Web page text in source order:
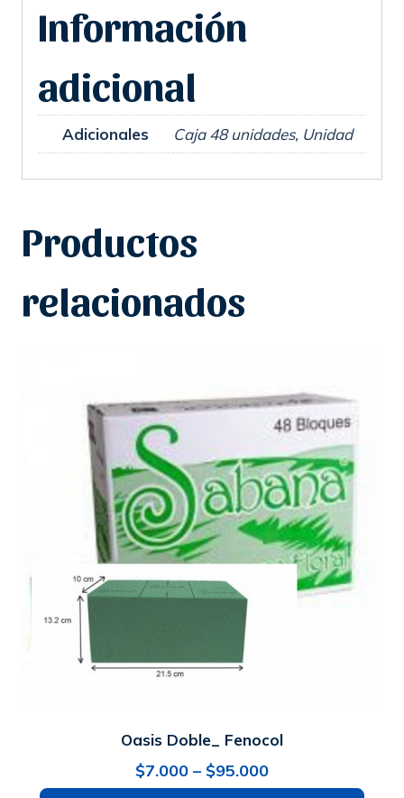
Información
adicional
Adicionales Caja 48 unidades, Unidad
Productos
relacionados
Oasis Doble_ Fenocol
$7.000 – $95.000Rango